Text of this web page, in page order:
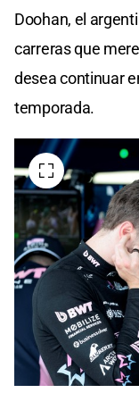
Doohan, el
carreras que
desea continuar
temporada.